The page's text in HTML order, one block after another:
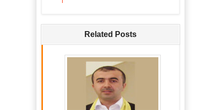
Related Posts